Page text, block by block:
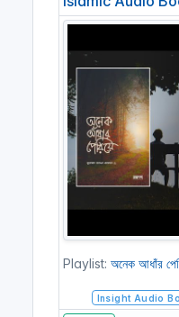
Playlist: অনেক আধাঁর
Insight Audio